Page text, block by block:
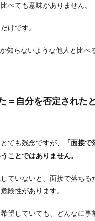
べても意味がありません。
けです。
知らないような他人と比べ
＝自分を否定された
ても残念ですが、
「面接
ことではありません。
ていないと、面接で落ちる
険性があります。
望していても、どんなに事